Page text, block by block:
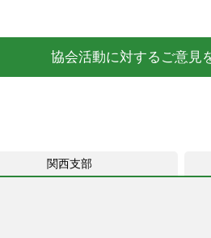
協会活動に対するご意見
関西支部